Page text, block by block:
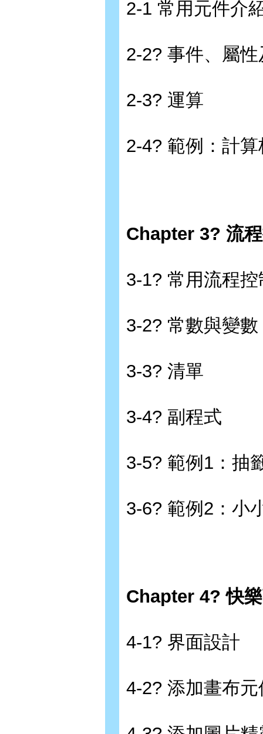
2-1 常用元件介
2-2? 事件、屬
2-3? 運算
2-4? 範例：計
Chapter 3? 流
3-1? 常用流程
3-2? 常數與變數
3-3? 清單
3-4? 副程式
3-5? 範例1：抽
3-6? 範例2：小
Chapter 4? 快
4-1? 界面設計
4-2? 添加畫布元